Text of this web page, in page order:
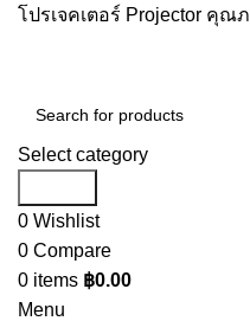
โปรเจคเตอร์ Projector คุ
Select category
0 Wishlist
0 Compare
0 items ฿0.00
Menu